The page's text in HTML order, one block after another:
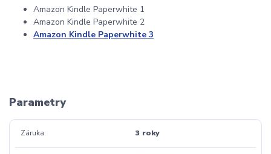
Amazon Kindle Paperwhite 1
Amazon Kindle Paperwhite 2
Amazon Kindle Paperwhite 3
Parametry
Záruka 3 roky